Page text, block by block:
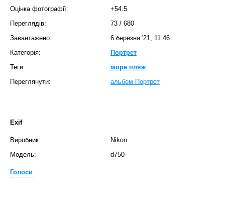
Оцінка фотографії:
+54.5
Переглядів:
73 / 680
Завантажено:
6 березня '21, 11:46
Категорія:
Портрет
Теги:
море пляж
Переглянути:
альбом Портрет
Exif
Виробник:
Nikon
Модель:
d750
Голоси